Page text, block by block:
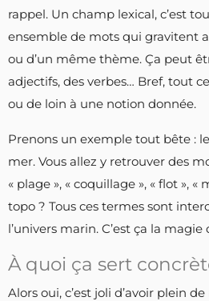
rappel. Un champ lexical, c’est
ensemble de mots qui gravitent
ou d’un même thème. Ça peut
adjectifs, des verbes… Bref, tout
ou de loin à une notion donnée.
Prenons un exemple tout bête :
mer. Vous allez y retrouver des
« plage », « coquillage », « flot », «
topo ? Tous ces termes sont
l’univers marin. C’est ça la
À quoi ça sert
Alors oui, c’est joli d’avoir plein